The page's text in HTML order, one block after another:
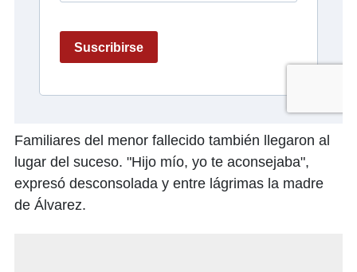
Familiares del menor fallecido también llegaron al
lugar del suceso. "Hijo mío, yo te aconsejaba",
expresó desconsolada y entre lágrimas la madre
de Álvarez.